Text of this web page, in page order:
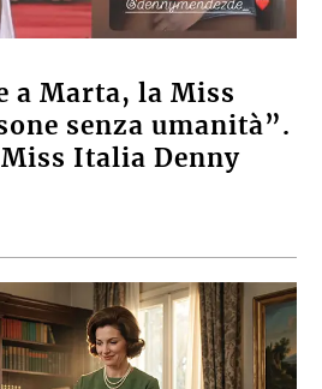
a Marta, la Miss
senza umanità”.
Italia Denny